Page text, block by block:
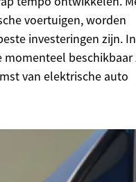
voertuigen, worden
investeringen zijn.
beschikbaar
van elektrische auto